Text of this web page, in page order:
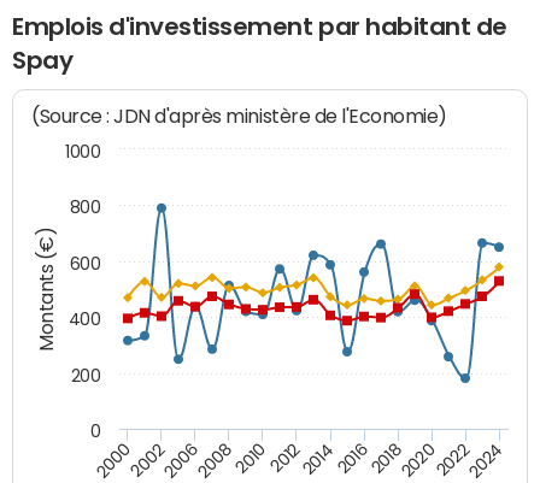
Emplois d'investissement par habitant de
Spay
Montants (€)
(Source : JDN d'après ministère de l'Economie)
200020022006200820102012201420162018202020222024
0
200
400
600
800
1000